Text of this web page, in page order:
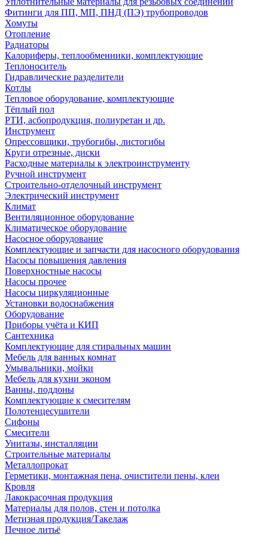
Фитинги для ПП, МП, ПНД (ПЭ) трубопроводов
Хомуты
Отопление
Радиаторы
Калориферы, теплообменники, комплектующие
Теплоноситель
Гидравлические разделители
Котлы
Тепловое оборудование, комплектующие
Тёплый пол
РТИ, асбопродукция, полиуретан и др.
Инструмент
Опрессовщики, трубогибы, листогибы
Круги отрезные, диски
Расходные материалы к электроинструменту
Ручной инструмент
Строительно-отделочный инструмент
Электрический инструмент
Климат
Вентиляционное оборудование
Климатическое оборудование
Насосное оборудование
Комплектующие и запчасти для насосного оборудования
Насосы повышения давления
Поверхностные насосы
Насосы прочее
Насосы циркуляционные
Установки водоснабжения
Оборудование
Приборы учёта и КИП
Сантехника
Комплектующие для стиральных машин
Мебель для ванных комнат
Умывальники, мойки
Мебель для кухни эконом
Ванны, поддоны
Комплектующие к смесителям
Полотенцесушители
Сифоны
Смесители
Унитазы, инсталляции
Строительные материалы
Металлопрокат
Герметики, монтажная пена, очистители пены, клеи
Кровля
Лакокрасочная продукция
Материалы для полов, стен и потолка
Метизная продукция/Такелаж
Печное литьё